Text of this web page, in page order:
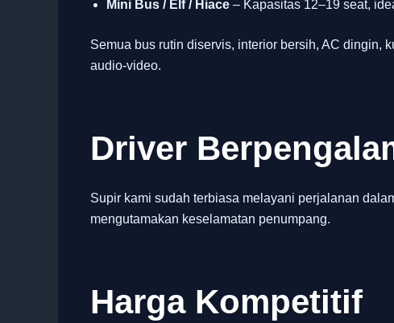
Mini Bus / Elf / Hiace – Kapasitas 12–19 seat,
Semua bus rutin diservis, interior bersih, AC dingin,
audio-video.
Driver
Supir kami sudah terbiasa melayani perjalanan
mengutamakan keselamatan penumpang.
Harga Kompetitif